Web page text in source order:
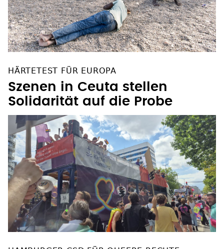
HÄRTETEST FÜR EUROPA
Szenen in Ceuta stellen
Solidarität auf die Probe